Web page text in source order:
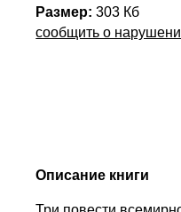
Размер: 303 Кб
сообщить о
Описание книги